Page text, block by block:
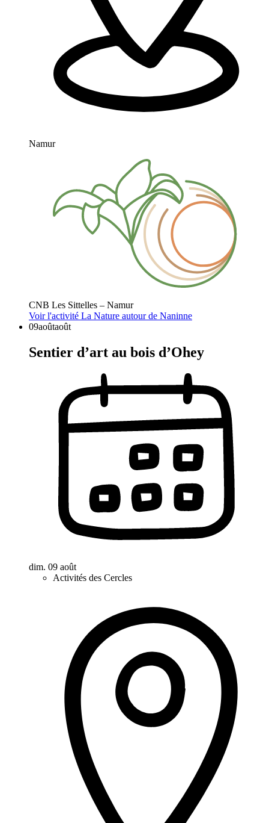
Namur
CNB Les Sittelles – Namur
Voir l'activité La Nature autour de Naninne
09aoûtaoût
Sentier d’art au bois d’Ohey
dim. 09 août
Activités des Cercles